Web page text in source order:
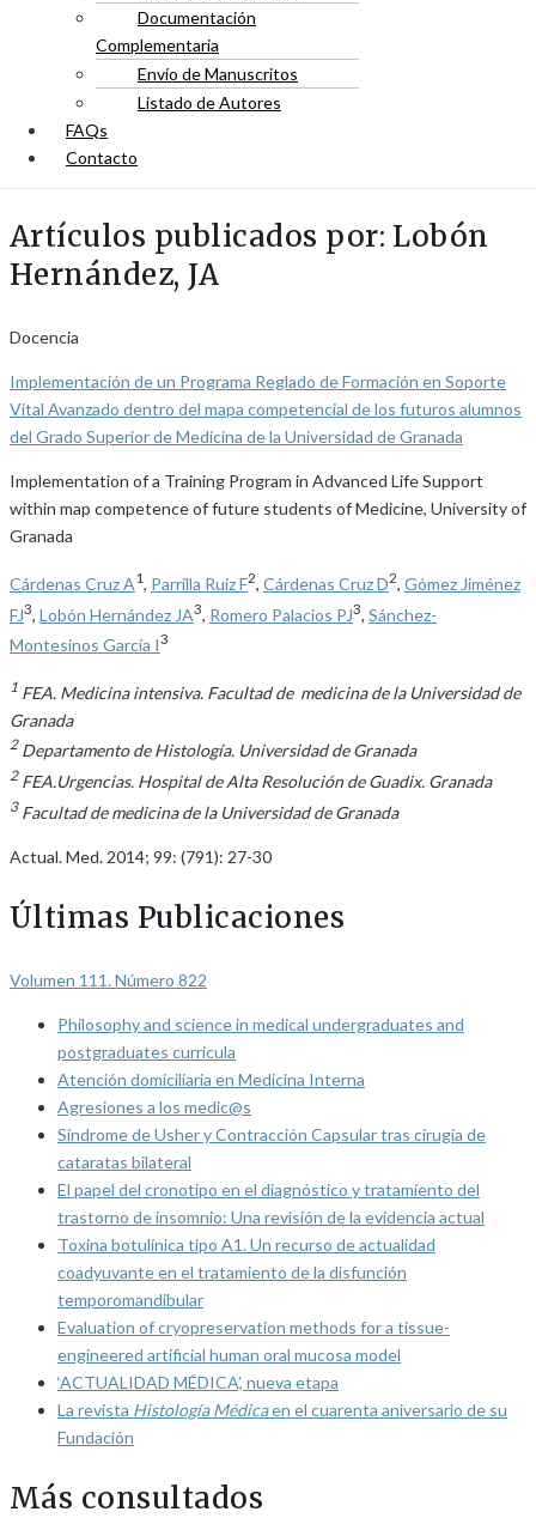
Documentación
Complementaria
Envío de Manuscritos
Listado de Autores
FAQs
Contacto
Artículos publicados por: Lobón
Hernández, JA
Docencia
Implementación de un Programa Reglado de Formación en Soporte
Vital Avanzado dentro del mapa competencial de los futuros alumnos
del Grado Superior de Medicina de la Universidad de Granada
Implementation of a Training Program in Advanced Life Support
within map competence of future students of Medicine, University of
Granada
Cárdenas Cruz A1, Parrilla Ruiz F2, Cárdenas Cruz D2, Gómez Jiménez
FJ3 Lobón Hernández JA3 Romero Palacios PJ3 Sánchez-
Montesinos García I3
1 FEA. Medicina intensiva. Facultad de medicina de la Universidad de
Granada
2Departamento de Histología. Universidad de Granada
2FEA.Urgencias. Hospital de Alta Resolución de Guadix. Granada
3Facultad de medicina de la Universidad de Granada
Actual. Med. 2014; 99: (791): 27-30
Últimas Publicaciones
Volumen 111. Número 822
Philosophy and science in medical undergraduates and
postgraduates curricula
Atención domiciliaria en Medicina Interna
Agresiones a los medic@s
Síndrome de Usher y Contracción Capsular tras cirugía de
cataratas bilateral
El papel del cronotipo en el diagnóstico y tratamiento del
trastorno de insomnio: Una revisión de la evidencia actual
Toxina botulínica tipo A1. Un recurso de actualidad
coadyuvante en el tratamiento de la disfunción
temporomandibular
Evaluation of cryopreservation methods for a tissue-
engineered artificial human oral mucosa model
‘ACTUALIDAD MÉDICA’, nueva etapa
La revista Histología Médicaen el cuarenta aniversario de su
Fundación
Más consultados